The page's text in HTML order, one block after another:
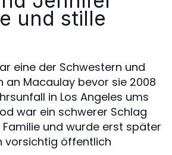
und stille
eine der Schwestern und
an Macaulay bevor sie 2008
in Los Angeles ums
war ein schwerer Schlag
und wurde erst später
vorsichtig öffentlich